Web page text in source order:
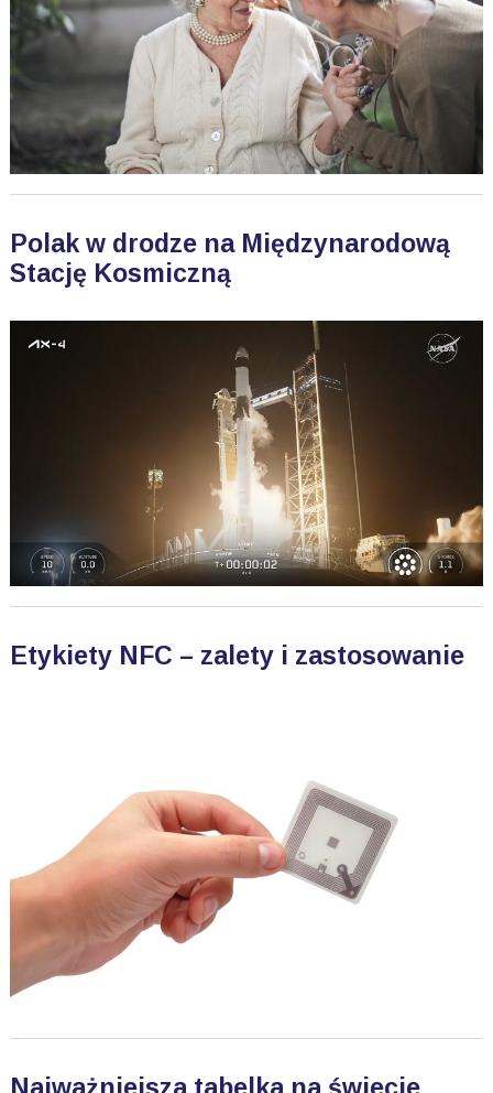
Polak w drodze na Międzynarodową
Stację Kosmiczną
Etykiety NFC – zalety i zastosowanie